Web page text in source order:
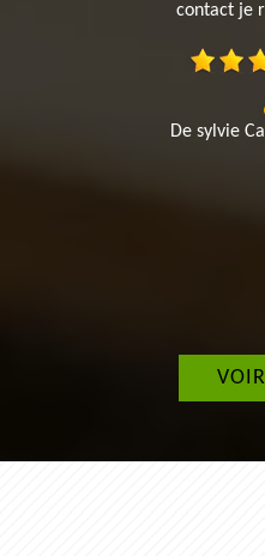
contact je
De sylvie